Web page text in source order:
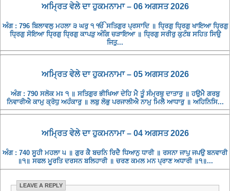
ਅਮ੍ਰਿਤ ਵੇਲੇ ਦਾ ਹੁਕਮਨਾਮਾ – 06 ਅਗਸਤ 2026
ਅੰਗ : 796 ਬਿਲਾਵਲੁ ਮਹਲਾ ੩ ਘਰੁ ੧ ੴ ਸਤਿਗੁਰ ਪ੍ਰਸਾਦਿ ॥ ਧ੍ਰਿਗੁ ਧ੍ਰਿਗੁ ਖਾਇਆ ਧ੍ਰਿਗੁ
ਧ੍ਰਿਗੁ ਸੋਇਆ ਧ੍ਰਿਗੁ ਧ੍ਰਿਗੁ ਕਾਪੜੁ ਅੰਗਿ ਚੜਾਇਆ ॥ ਧ੍ਰਿਗੁ ਸਰੀਰੁ ਕੁਟੰਬ ਸਹਿਤ ਸਿਉ
ਜਿਤੁ...
ਅਮ੍ਰਿਤ ਵੇਲੇ ਦਾ ਹੁਕਮਨਾਮਾ – 05 ਅਗਸਤ 2026
ਅੰਗ : 790 ਸਲੋਕ ਮਃ ੧ ॥ ਸਤਿਗੁਰ ਭੀਖਿਆ ਦੇਹਿ ਮੈ ਤੂੰ ਸੰਮ੍ਰਥੁ ਦਾਤਾਰੁ ॥ ਹਉਮੈ ਗਰਬੁ
ਨਿਵਾਰੀਐ ਕਾਮੁ ਕ੍ਰੋਧੁ ਅਹੰਕਾਰੁ ॥ ਲਬੁ ਲੋਭੁ ਪਰਜਾਲੀਐ ਨਾਮੁ ਮਿਲੈ ਆਧਾਰੁ ॥ ਅਹਿਨਿਸਿ...
ਅਮ੍ਰਿਤ ਵੇਲੇ ਦਾ ਹੁਕਮਨਾਮਾ – 04 ਅਗਸਤ 2026
ਅੰਗ : 740 ਸੂਹੀ ਮਹਲਾ ੫ ॥ ਗੁਰ ਕੈ ਬਚਨਿ ਰਿਦੈ ਧਿਆਨੁ ਧਾਰੀ ॥ ਰਸਨਾ ਜਾਪੁ ਜਪਉ ਬਨਵਾਰੀ
॥੧॥ ਸਫਲ ਮੂਰਤਿ ਦਰਸਨ ਬਲਿਹਾਰੀ ॥ ਚਰਣ ਕਮਲ ਮਨ ਪ੍ਰਾਣ ਅਧਾਰੀ ॥੧॥...
LEAVE A REPLY